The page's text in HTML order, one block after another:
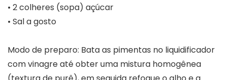
• 2 colheres (sopa) açúcar
• Sal a gosto
Modo de preparo: Bata as pimentas no liquidificador
com vinagre até obter uma mistura homogênea